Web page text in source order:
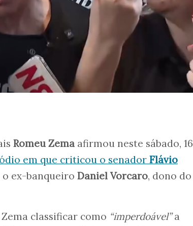
Romeu Zema afirmou neste sábado,
em que criticou o senador Flávio
o ex-banqueiro Daniel Vorcaro, dono do
classificar como “imperdoável”a